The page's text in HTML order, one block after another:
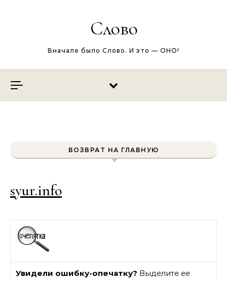
Слово
Вначале было Слово. И это — ОНО!
ВОЗВРАТ НА ГЛАВНУЮ
syur.info
Увидели ошибку-опечатку? Выделите ее